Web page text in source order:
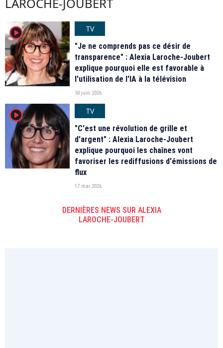
LAROCHE-JOUBERT
player2
TV
"Je ne comprends pas ce désir de
transparence" : Alexia Laroche-Joubert
explique pourquoi elle est favorable à
l'utilisation de l'IA à la télévision
30 juin 2026
player2
TV
"C'est une révolution de grille et
d'argent" : Alexia Laroche-Joubert
explique pourquoi les chaînes vont
favoriser les rediffusions d'émissions de
flux
17 mai 2026
DERNIÈRES NEWS SUR ALEXIA
LAROCHE-JOUBERT